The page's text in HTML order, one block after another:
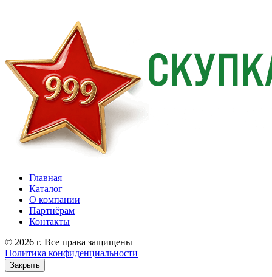
Главная
Каталог
О компании
Партнёрам
Контакты
© 2026 г. Все права защищены
Политика конфиденциальности
Закрыть